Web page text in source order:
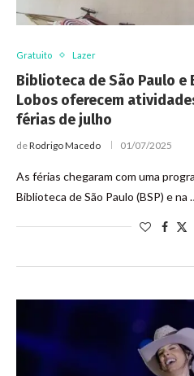
Gratuito Lazer
Biblioteca de São Paulo
Lobos oferecem
férias de julho
deRodrigo Macedo 01/07/2025
As férias chegaram com uma
Biblioteca de São Paulo (BSP) e na